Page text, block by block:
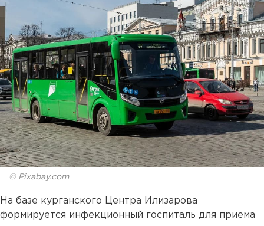
© Pixabay.com
На базе курганского Центра Илизарова
формируется инфекционный госпиталь для приема